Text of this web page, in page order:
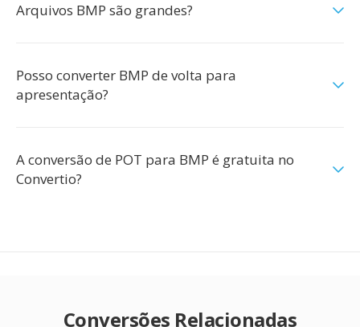
Arquivos BMP são grandes?
Posso converter BMP de volta para
apresentação?
A conversão de POT para BMP é gratuita no
Convertio?
Conversões Relacionadas